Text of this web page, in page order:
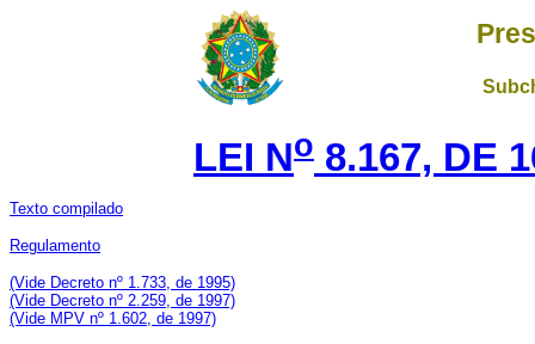
LEI No 8.167, DE
Texto compilado
Regulamento
(Vide Decreto nº 1.733, de 1995)
(Vide Decreto nº 2.259, de 1997)
(Vide MPV nº 1.602, de 1997)